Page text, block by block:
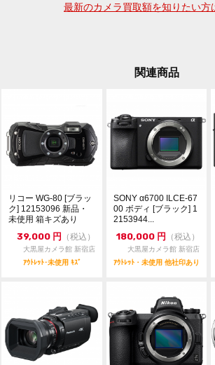
最新のカメラ買取額を知りたい方
関連商品
リコー WG-80 [ブラッ
ク] 12153096 新品・
未使用 箱キズあり
39,000 円 （税込）
大黒屋カメラ館 新宿店
ｱｳﾄﾚｯﾄ･未使用 ｷｽﾞ
SONY α6700 ILCE-67
00 ボディ [ブラック] 1
2153944...
180,000 円 （税込）
大黒屋カメラ館 新宿店
ｱｳﾄﾚｯﾄ・未使用 他社印あり